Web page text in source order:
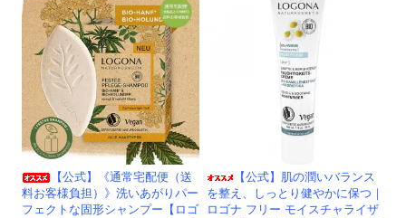
【公式】《通常宅配便（送
料お客様負担）》洗いあがりパー
フェクトな固形シャンプー【ロゴ
【公式】肌の潤いバランス
を整え、しっとり健やかに保つ｜
ロゴナ フリー モイスチャライザ